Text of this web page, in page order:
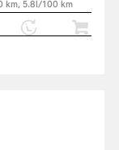
km, 5.8l/100 km